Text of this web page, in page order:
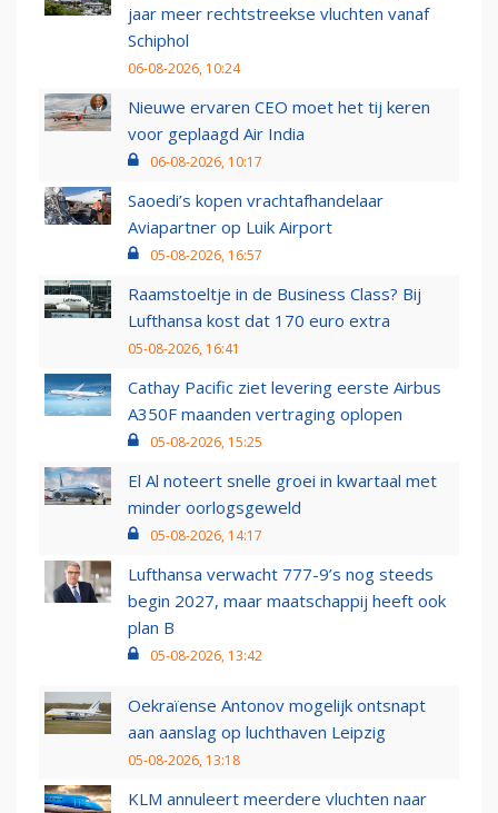
jaar meer rechtstreekse vluchten vanaf
Schiphol
06-08-2026, 10:24
Nieuwe ervaren CEO moet het tij keren
voor geplaagd Air India
06-08-2026, 10:17
Saoedi’s kopen vrachtafhandelaar
Aviapartner op Luik Airport
05-08-2026, 16:57
Raamstoeltje in de Business Class? Bij
Lufthansa kost dat 170 euro extra
05-08-2026, 16:41
Cathay Pacific ziet levering eerste Airbus
A350F maanden vertraging oplopen
05-08-2026, 15:25
El Al noteert snelle groei in kwartaal met
minder oorlogsgeweld
05-08-2026, 14:17
Lufthansa verwacht 777-9’s nog steeds
begin 2027, maar maatschappij heeft ook
plan B
05-08-2026, 13:42
Oekraïense Antonov mogelijk ontsnapt
aan aanslag op luchthaven Leipzig
05-08-2026, 13:18
KLM annuleert meerdere vluchten naar